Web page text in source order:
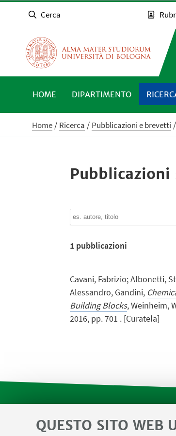
QUESTO SITO WEB
Cerca
HOME DIPARTIMENTO
Home Ricerca Pubblicazioni e brevetti
Pubblicazioni
1pubblicazioni
Cavani, Fabrizio; Albonetti,
Alessandro, Gandini,
Building Blocks, Weinheim,
2016, pp. 701 . [Curatela]
LINK UTILI Contatti Area riservata